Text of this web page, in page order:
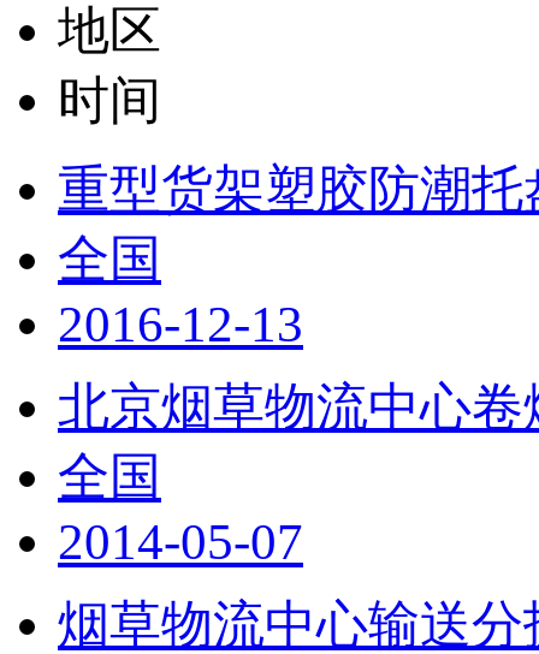
地区
时间
重型货架塑胶防潮
全国
2016-12-13
北京烟草物流中心
全国
2014-05-07
烟草物流中心输送